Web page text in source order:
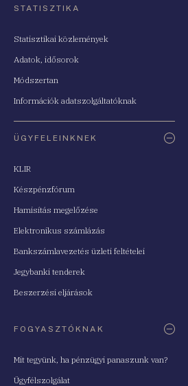
STATISZTIKA
Statisztikai közlemények
Adatok, idősorok
Módszertan
Információk adatszolgáltatóknak
ÜGYFELEINKNEK
KLIR
Készpénzfórum
Hamisítás megelőzése
Elektronikus számlázás
Bankszámlavezetés üzleti feltételei
Jegybanki tenderek
Beszerzési eljárások
FOGYASZTÓKNAK
Mit tegyünk, ha pénzügyi panaszunk van?
Ügyfélszolgálat